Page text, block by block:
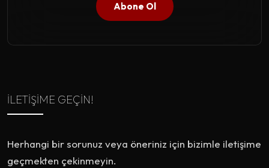
Abone Ol
İLETIŞIME GEÇIN!
Herhangi bir sorunuz veya öneriniz için bizimle iletişime
geçmekten çekinmeyin.